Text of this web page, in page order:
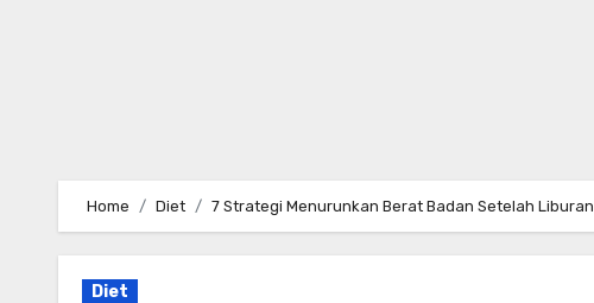
Home Diet 7 Strategi Menurunkan Berat Badan Setelah Liburan
Diet